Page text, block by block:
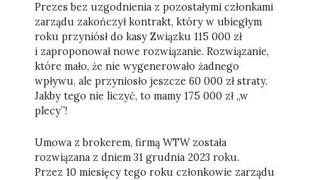
Prezes bez uzgodnienia z pozostałymi członkami
zarządu zakończył kontrakt, który w ubiegłym
roku przyniósł do kasy Związku 115 000 zł
i zaproponował nowe rozwiązanie. Rozwiązanie,
które mało, że nie wygenerowało żadnego
wpływu, ale przyniosło jeszcze 60 000 zł straty.
Jakby tego nie liczyć, to mamy 175 000 zł „w
plecy”!
Umowa z brokerem, firmą WTW została
rozwiązana z dniem 31 grudnia 2023 roku.
Przez 10 miesięcy tego roku członkowie zarządu